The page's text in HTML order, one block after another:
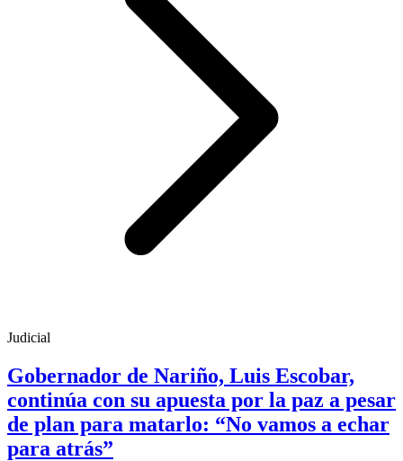
Judicial
Gobernador de Nariño, Luis Escobar,
continúa con su apuesta por la paz a pesar
de plan para matarlo: “No vamos a echar
para atrás”